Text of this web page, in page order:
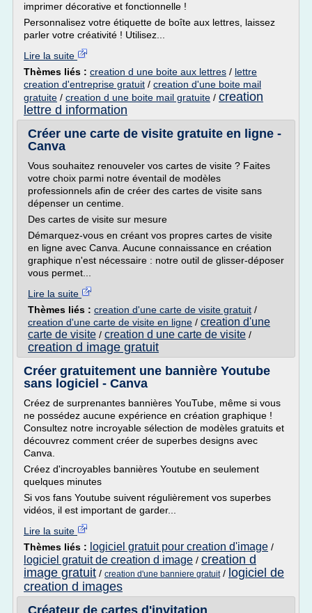
imprimer décorative et fonctionnelle !
Personnalisez votre étiquette de boîte aux lettres, laissez
parler votre créativité ! Utilisez...
Lire la suite
Thèmes liés : creation d une boite aux lettres / lettre
creation d'entreprise gratuit / creation d'une boite mail
gratuite / creation d une boite mail gratuite / creation
lettre d information
Créer une carte de visite gratuite en ligne -
Canva
Vous souhaitez renouveler vos cartes de visite ? Faites
votre choix parmi notre éventail de modèles
professionnels afin de créer des cartes de visite sans
dépenser un centime.
Des cartes de visite sur mesure
Démarquez-vous en créant vos propres cartes de visite
en ligne avec Canva. Aucune connaissance en création
graphique n'est nécessaire : notre outil de glisser-déposer
vous permet...
Lire la suite
Thèmes liés : creation d'une carte de visite gratuit /
creation d'une carte de visite en ligne / creation d'une
carte de visite / creation d une carte de visite /
creation d image gratuit
Créer gratuitement une bannière Youtube
sans logiciel - Canva
Créez de surprenantes bannières YouTube, même si vous
ne possédez aucune expérience en création graphique !
Consultez notre incroyable sélection de modèles gratuits et
découvrez comment créer de superbes designs avec
Canva.
Créez d'incroyables bannières Youtube en seulement
quelques minutes
Si vos fans Youtube suivent régulièrement vos superbes
vidéos, il est important de garder...
Lire la suite
Thèmes liés : logiciel gratuit pour creation d'image /
logiciel gratuit de creation d image / creation d
image gratuit / creation d'une banniere gratuit/ logiciel de
creation d images
Créateur de cartes d'invitation